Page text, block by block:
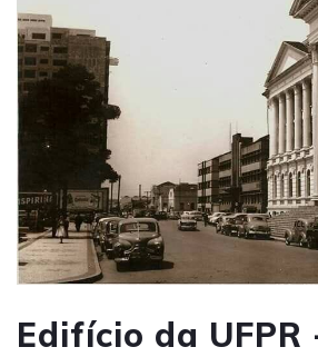
Edifício da UFPR